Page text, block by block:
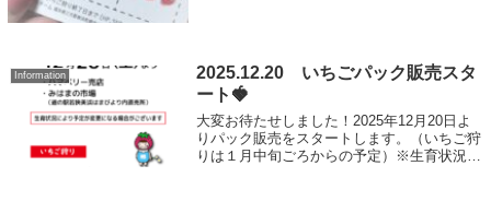
Information
2025.12.20 いちごパック販売スタ
ート🍓
大変お待たせしました！2025年12月20日よ
りパック販売をスタートします。（いちご狩
りは１月中旬ごろからの予定）※生育状況に